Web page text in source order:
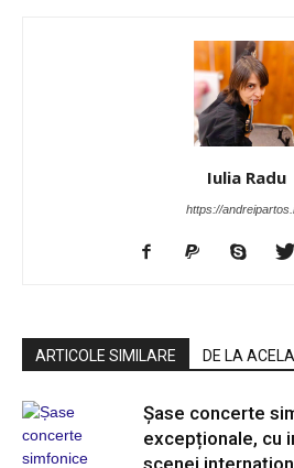
Iulia Radu
https://
ARTICOLE SIMILARE DE LA
Șase concerte
excepționale, cu
scenei